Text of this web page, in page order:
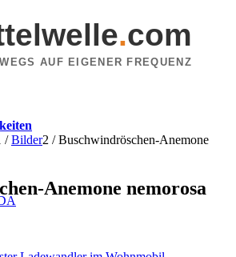
.com
AUF EIGENER FREQUENZ
/ Bilder2 / Buschwindröschen-Anemone
Anemone nemorosa